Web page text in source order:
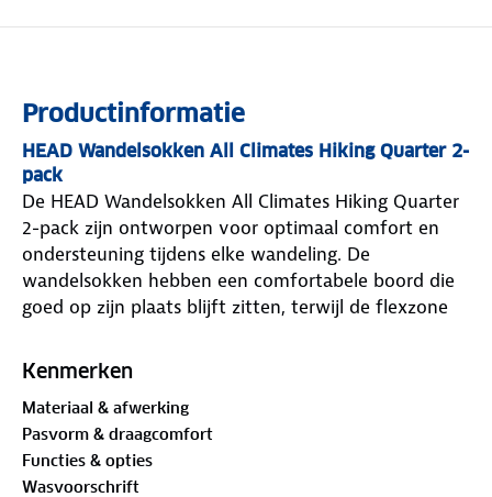
Productinformatie
HEAD Wandelsokken All Climates Hiking Quarter 2-
pack
De HEAD Wandelsokken All Climates Hiking Quarter
2-pack zijn ontworpen voor optimaal comfort en
ondersteuning tijdens elke wandeling. De
wandelsokken hebben een comfortabele boord die
goed op zijn plaats blijft zitten, terwijl de flexzone
strategisch geplaatste demping worden drukpunten
verminderd, wat bijdraagt aan een aangenaam
draagcomfort, zelfs tijdens lange wandelingen. Het
ge ntegreerde mesh zorgt voor ventilatie, waardoor
je voeten fris en droog blijven. Bovendien zijn deze
wandelsokken gemaakt met gerecyclede materialen,
Kenmerken
Materiaal & afwerking
Pasvorm & draagcomfort
Functies & opties
Wasvoorschrift